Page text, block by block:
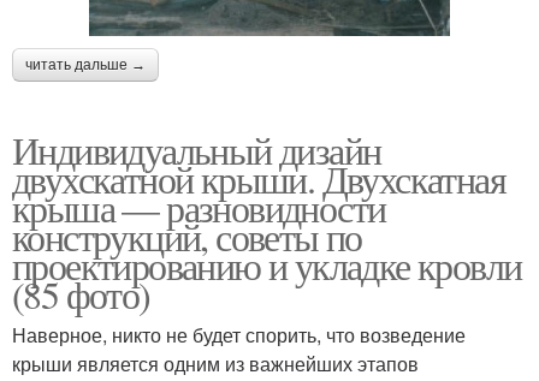
читать дальше →
Индивидуальный дизайн
двухскатной крыши. Двухскатная
крыша — разновидности
конструкций, советы по
проектированию и укладке кровли
(85 фото)
Наверное, никто не будет спорить, что возведение
крыши является одним из важнейших этапов